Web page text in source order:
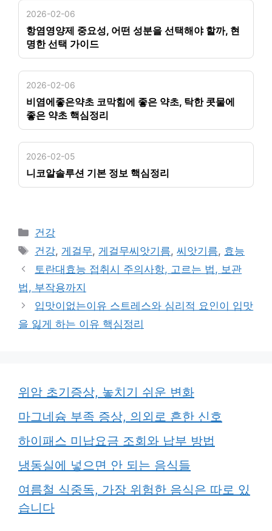
2026-02-06
항염영양제 중요성, 어떤 성분을 선택해야 할까, 현
명한 선택 가이드
2026-02-06
비염에좋은약초 코막힘에 좋은 약초, 탁한 콧물에
좋은 약초 핵심정리
2026-02-05
니코알솔루션 기본 정보 핵심정리
카
테
리
건강
태
그
건강, 게걸무, 게걸무씨앗기름,씨앗기름, 효능
토란대효능 접취시 주의사항, 고르는 법, 보관
법, 부작용까지
입맛이없는이유 스트레스와 심리적 요인이 입맛
을 잃게 하는 이유 핵심정리
위암 초기증상, 놓치기 쉬운 변화
마그네슘 부족 증상, 의외로 흔한 신호
하이패스 미납요금 조회와 납부 방법
냉동실에 넣으면 안 되는 음식들
여름철 식중독, 가장 위험한 음식은 따로 있
습니다